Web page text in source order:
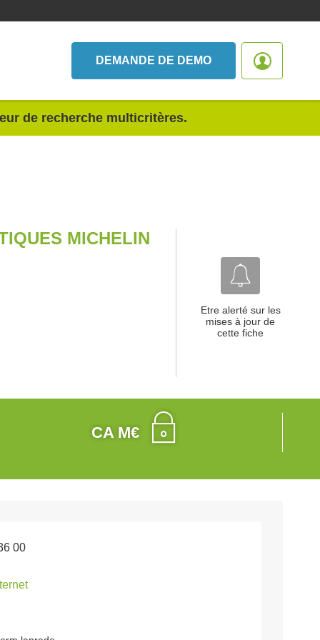
DEMANDE DE DEMO
de recherche multicritères.
MICHELIN
Etre alerté sur les
mises à jour de
cette fiche
CA M€
00